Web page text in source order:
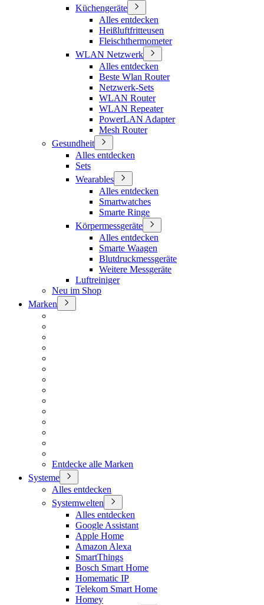
Küchengeräte
Alles entdecken
Heißluftfritteusen
Fleischthermometer
WLAN Netzwerk
Alles entdecken
Beste Wlan Router
Netzwerk-Sets
WLAN Router
WLAN Repeater
PowerLAN Adapter
Mesh Router
Gesundheit
Alles entdecken
Sets
Wearables
Alles entdecken
Smartwatches
Smarte Ringe
Körpermessgeräte
Alles entdecken
Smarte Waagen
Blutdruckmessgeräte
Weitere Messgeräte
Luftreiniger
Neu im Shop
Marken
Entdecke alle Marken
Systeme
Alles entdecken
Systemwelten
Alles entdecken
Google Assistant
Apple Home
Amazon Alexa
SmartThings
Bosch Smart Home
Homematic IP
Telekom Smart Home
Homey